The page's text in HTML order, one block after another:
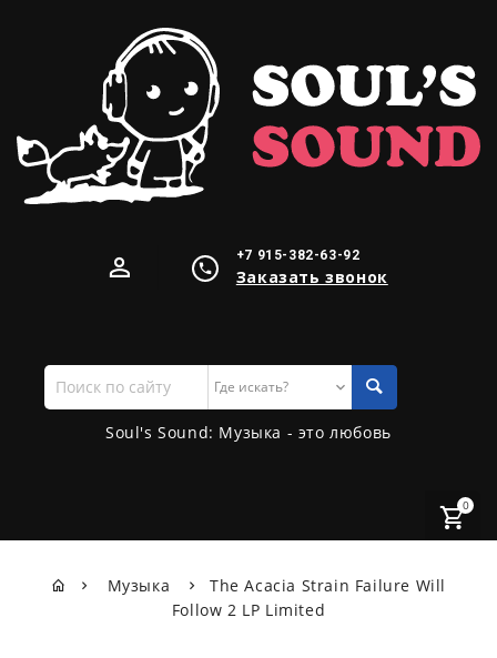
+7 915-382-63-92
Заказать звонок
Поиск
по
сайту
Soul's Sound: Музыка - это любовь
0
Музыка
The Acacia Strain Failure Will
Follow 2 LP Limited